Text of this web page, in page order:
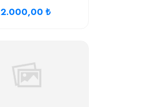
2.000,00 ₺